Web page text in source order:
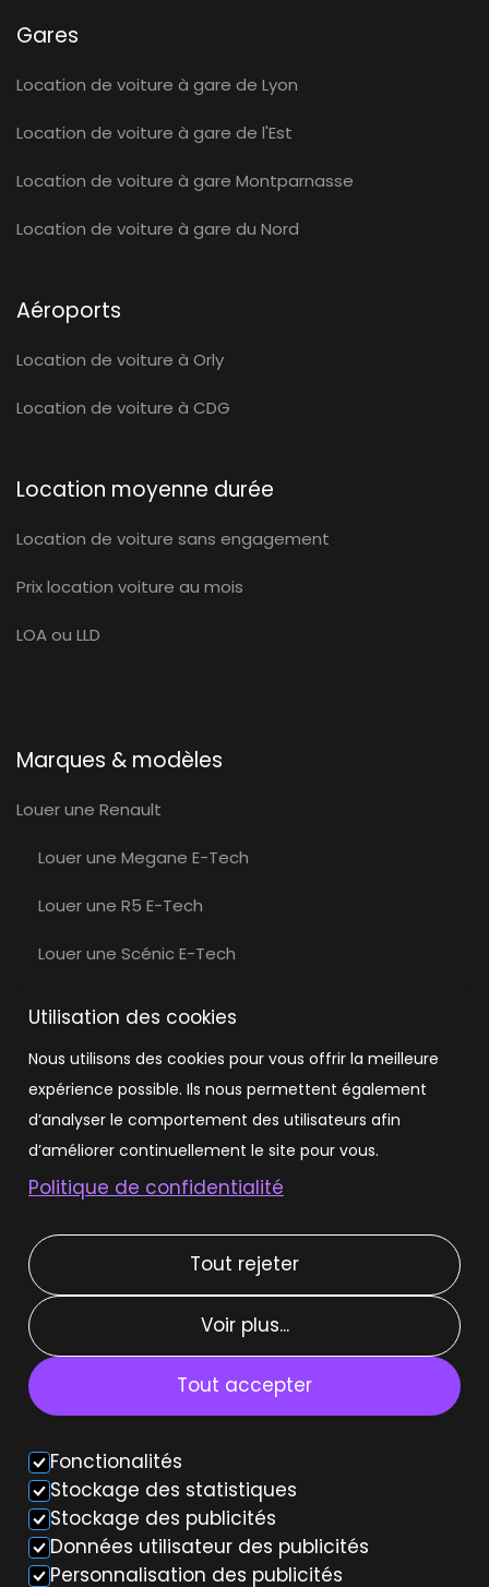
Gares
Location de voiture à gare de Lyon
Location de voiture à gare de l'Est
Location de voiture à gare Montparnasse
Location de voiture à gare du Nord
Aéroports
Location de voiture à Orly
Location de voiture à CDG
Location moyenne durée
Location de voiture sans engagement
Prix location voiture au mois
LOA ou LLD
Marques & modèles
Louer une Renault
Louer une Megane E-Tech
Louer une R5 E-Tech
Louer une Scénic E-Tech
Louer une Volvo EX30
Louer une Tesla
Louer une Tesla Model 3
Louer une Tesla Model Y
Types de location
Location courte durée
Location moyenne durée
Location weekend
Voiture autonome
Utilisation des cookies
Nous utilisons des cookies pour vous offrir la meilleure
expérience possible. Ils nous permettent également
d’analyser le comportement des utilisateurs afin
d’améliorer continuellement le site pour vous.
Politique de confidentialité
Tout rejeter
Voir plus...
Tout accepter
Fonctionalités
Stockage des statistiques
Stockage des publicités
Données utilisateur des publicités
Personnalisation des publicités